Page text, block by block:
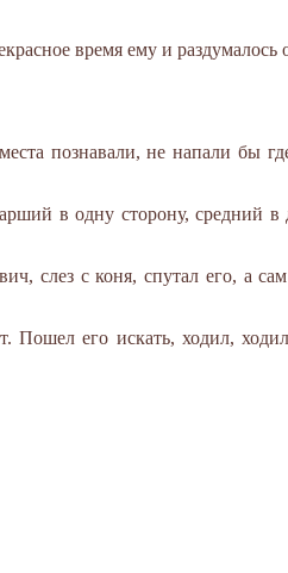
время ему и раздумалось
познавали, не напали бы
в одну сторону, средний в
слез с коня, спутал его, а сам
Пошел его искать, ходил,